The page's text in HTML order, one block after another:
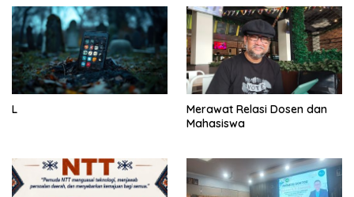
L
Merawat Relasi Dosen dan
Mahasiswa